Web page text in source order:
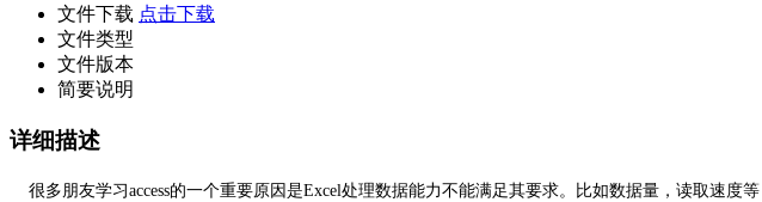
文件下载 点击下载
文件类型
文件版本
简要说明
详细描述
很多朋友学习access的一个重要原因是Excel处理数据能力不能满足其要求。比如数据量，读取速度